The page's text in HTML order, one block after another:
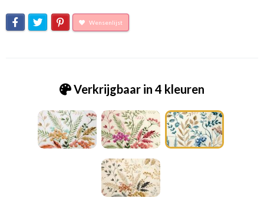
Wensenlijst
Verkrijgbaar in 4 kleuren